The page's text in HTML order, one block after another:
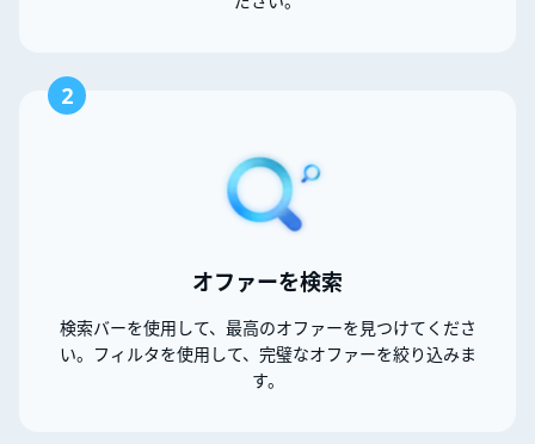
2
オファーを検索
検索バーを使用して、最高のオファーを見つけてくださ
い。フィルタを使用して、完璧なオファーを絞り込みま
す。